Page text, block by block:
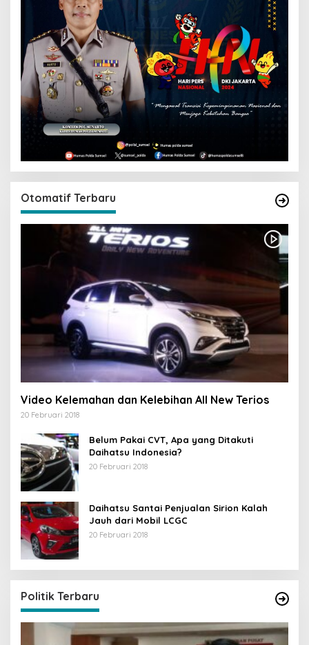
Otomatif Terbaru
Video Kelemahan dan Kelebihan All New Terios
20 Februari 2018
Belum Pakai CVT, Apa yang Ditakuti
Daihatsu Indonesia?
20 Februari 2018
Daihatsu Santai Penjualan Sirion Kalah
Jauh dari Mobil LCGC
20 Februari 2018
Politik Terbaru